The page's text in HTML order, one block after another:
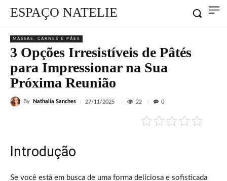
ESPAÇO NATELIE
MASSAS, CARNES E PÃES
3 Opções Irresistíveis de Pâtés
para Impressionar na Sua
Próxima Reunião
By Nathalia Sanches 27/11/2025 22 0
Introdução
Se você está em busca de uma forma deliciosa e sofisticada